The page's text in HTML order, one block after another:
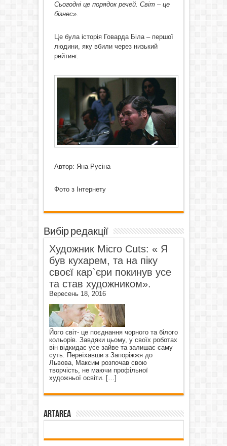
Сьогодні це порядок речей. Світ – це
бізнес».
Це була історія Говарда Біла – першої
людини, яку вбили через низький
рейтинг.
Автор: Яна Русіна
Фото з Інтернету
Вибір редакції
Художник Micro Cuts: « Я
був кухарем, та на піку
своєї кар`єри покинув усе
та став художником».
Вересень 18, 2016
Його світ- це поєднання чорного та білого
кольорів. Завдяки цьому, у своїх роботах
він відкидає усе зайве та залишає саму
суть. Переїхавши з Запоріжжя до
Львова, Максим розпочав свою
творчість, не маючи профільної
художньої освіти. […]
ArtArea